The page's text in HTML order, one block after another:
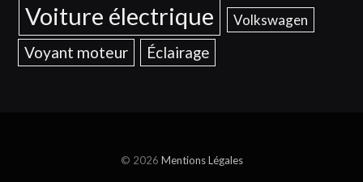
Voiture électrique Volkswagen
Voyant moteur Éclairage
© 2026 Mentions Légales